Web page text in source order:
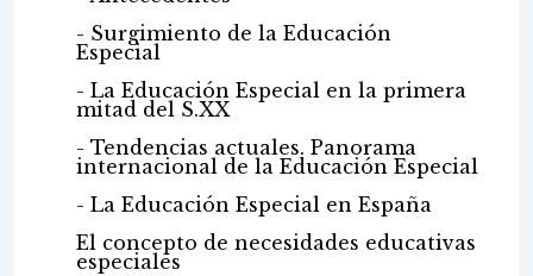
- Surgimiento de la Educación
Especial
- La Educación Especial en la primera
mitad del S.XX
- Tendencias actuales. Panorama
internacional de la Educación Especial
- La Educación Especial en España
El concepto de necesidades educativas
especiales